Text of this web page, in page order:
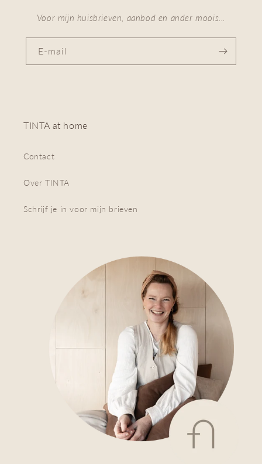
Voor mijn huisbrieven, aanbod en ander moois...
E‑mail
TINTA at home
Contact
Over TINTA
Schrijf je in voor mijn brieven